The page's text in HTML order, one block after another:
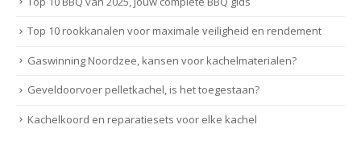
Top 10 rookkanalen voor maximale veiligheid en rendement
Gaswinning Noordzee, kansen voor kachelmaterialen?
Geveldoorvoer pelletkachel, is het toegestaan?
Kachelkoord en reparatiesets voor elke kachel